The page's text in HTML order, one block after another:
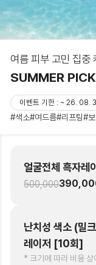
여름 피부 고민 집중
SUMMER
이벤트 기한 : ~ 26. 08.
#색소#여드름#리프팅#
얼굴전체 흑자레
500,000
난치성 색소 (밀
레이저 [10회]
* 크기에 따라 비용 상